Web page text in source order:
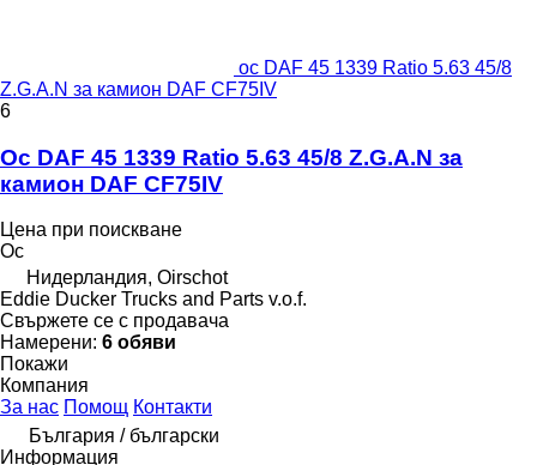
ос DAF 45 1339 Ratio 5.63 45/8
Z.G.A.N за камион DAF CF75IV
6
Ос DAF 45 1339 Ratio 5.63 45/8 Z.G.A.N за
камион DAF CF75IV
Цена при поискване
Ос
Нидерландия, Oirschot
Eddie Ducker Trucks and Parts v.o.f.
Свържете се с продавача
Намерени: 6 обяви
Покажи
Компания
За нас Помощ Контакти
България / български
Информация